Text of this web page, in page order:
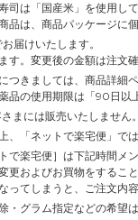
は「国産米」を使用して
は、商品パッケージに
届けいたします。
す。変更後の金額は注文
きましては、商品詳細
品の使用期限は「90日以
まには販売いたしません。
、「ネットで楽宅便」
で楽宅便］は下記時間メ
更およびお買物をすること
ってしまうと、ご注文内
グラム指定などの希望